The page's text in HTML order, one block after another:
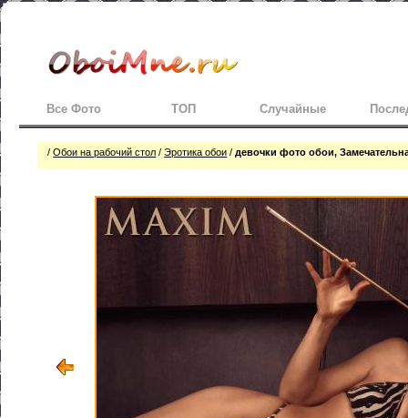
Все Фото ТОП Случайные
/Обои на рабочий стол /Эротика обои / девочки фото обои,